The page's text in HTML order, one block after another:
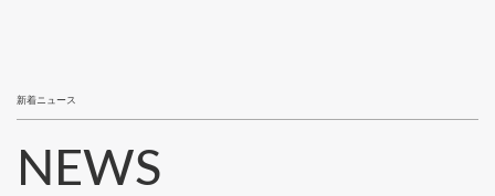
新着ニュース
NEWS